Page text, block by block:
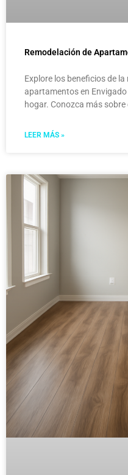
Remodelación de
Explore los beneficios de
apartamentos en
hogar. Conozca más
LEER MÁS »